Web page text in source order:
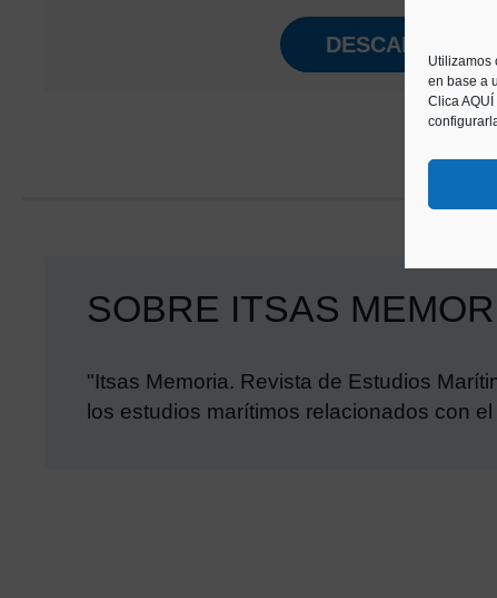
Utilizamos
en base a
Clica AQUÍ
DESCARGAR
SOBRE ITSAS
"Itsas Memoria. Revista de Estudios
los estudios marítimos relacionados con